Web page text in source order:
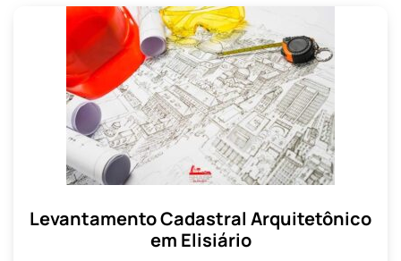
Levantamento Cadastral Arquitetônico
em Elisiário